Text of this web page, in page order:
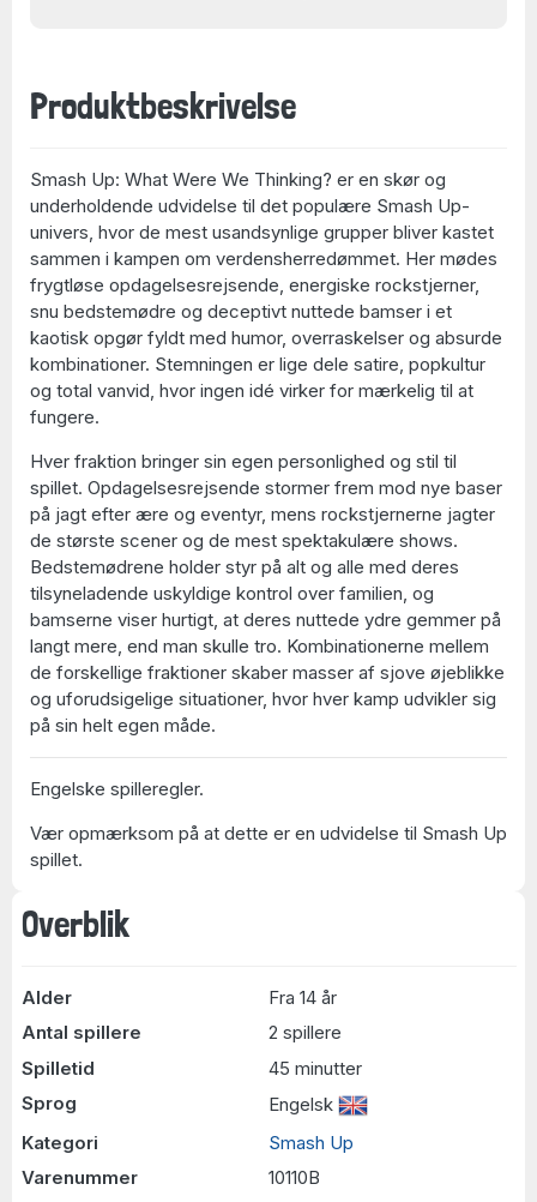
Overblik
Alder
Fra 14 år
Antal spillere
2 spillere
Spilletid
45 minutter
Sprog
Engelsk
Kategori
Smash Up
Varenummer
10110B
Produktbeskrivelse
Smash Up: What Were We Thinking? er en skør og
underholdende udvidelse til det populære Smash Up-
univers, hvor de mest usandsynlige grupper bliver kastet
sammen i kampen om verdensherredømmet. Her mødes
frygtløse opdagelsesrejsende, energiske rockstjerner,
snu bedstemødre og deceptivt nuttede bamser i et
kaotisk opgør fyldt med humor, overraskelser og absurde
kombinationer. Stemningen er lige dele satire, popkultur
og total vanvid, hvor ingen idé virker for mærkelig til at
fungere.
Hver fraktion bringer sin egen personlighed og stil til
spillet. Opdagelsesrejsende stormer frem mod nye baser
på jagt efter ære og eventyr, mens rockstjernerne jagter
de største scener og de mest spektakulære shows.
Bedstemødrene holder styr på alt og alle med deres
tilsyneladende uskyldige kontrol over familien, og
bamserne viser hurtigt, at deres nuttede ydre gemmer på
langt mere, end man skulle tro. Kombinationerne mellem
de forskellige fraktioner skaber masser af sjove øjeblikke
og uforudsigelige situationer, hvor hver kamp udvikler sig
på sin helt egen måde.
Engelske spilleregler.
Vær opmærksom på at dette er en udvidelse til Smash Up
spillet.